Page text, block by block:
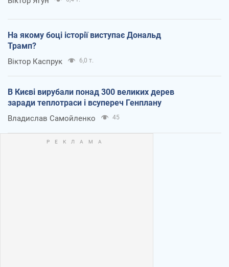
На якому боці історії виступає Дональд
Трамп?
Віктор Каспрук 6,0 т.
В Києві вирубали понад 300 великих дерев
заради теплотраси і всупереч Генплану
Владислав Самойленко 45